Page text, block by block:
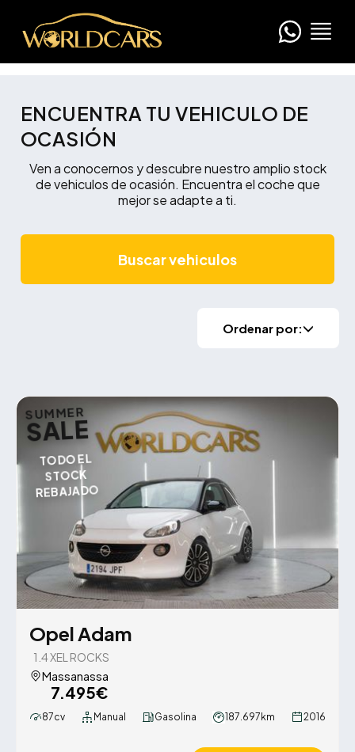
ENCUENTRA TU VEHICULO DE
OCASIÓN
Ven a conocernos y descubre nuestro amplio stock
de vehiculos de ocasión. Encuentra el coche que
mejor se adapte a ti.
Buscar vehiculos
Ordenar por:
SUMMER
SALE
TODO EL
STOCK
REBAJADO
Opel Adam
1.4 XEL ROCKS
Massanassa
7.495€
87cv Manual Gasolina 187.697km 2016